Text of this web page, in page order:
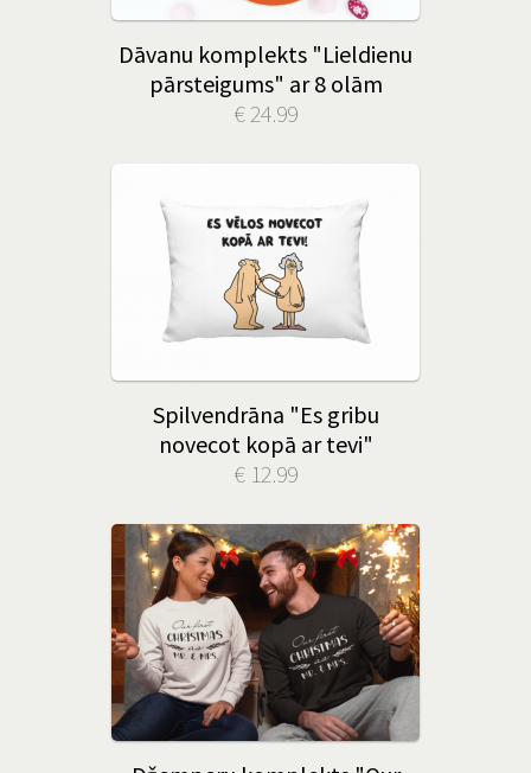
Dāvanu komplekts "Lieldienu
pārsteigums" ar 8 olām
€ 24.99
Spilvendrāna "Es gribu
novecot kopā ar tevi"
€ 12.99